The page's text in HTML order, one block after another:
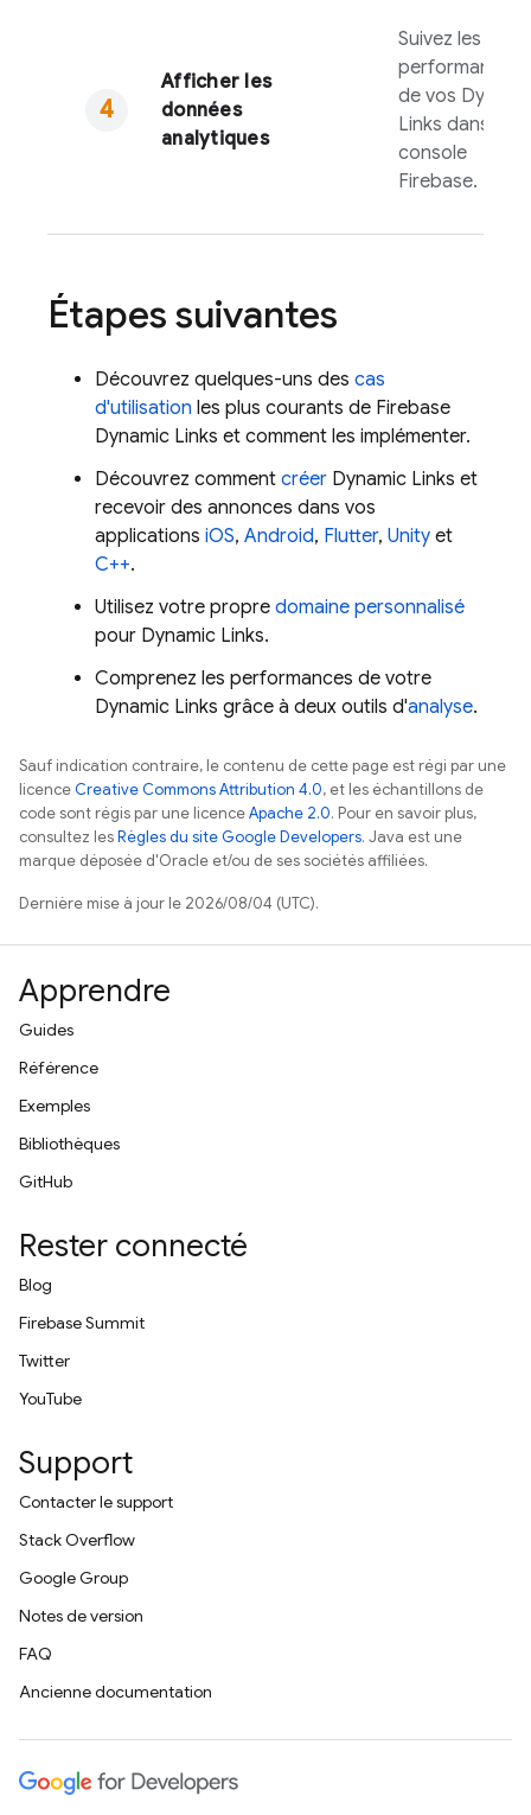
Afficher les
données
analytiques
Suivez les
performances
de vos
Links dans la
console
Firebase.
Étapes suivantes
Découvrez quelques-uns des cas
d'utilisation les plus courants de Firebase
Dynamic Links et comment les implémenter.
Découvrez comment créer Dynamic Links et
recevoir des annonces dans vos
applications iOS, Android, Flutter, Unity et
C++.
Utilisez votre propre domaine personnalisé
pour Dynamic Links.
Comprenez les performances de votre
Dynamic Links grâce à deux outils d'analyse.
Sauf indication contraire, le contenu de cette page est régi par une
licenceCreative Commons Attribution 4.0, et les échantillons de
code sont régis par une licenceApache 2.0. Pour en savoir plus,
consultez lesRègles du site Google Developers. Java est une
marque déposée d'Oracle et/ou de ses sociétés affiliées.
Dernière mise à jour le 2026/08/04 (UTC).
Apprendre
Guides
Référence
Exemples
Bibliothèques
GitHub
Rester connecté
Blog
Firebase Summit
Twitter
YouTube
Support
Contacter le support
Stack Overflow
Google Group
Notes de version
FAQ
Ancienne documentation